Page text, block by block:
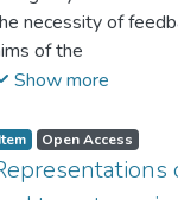
одним з
доби була
діячів з
увагу
людським стосункам
necessity of
of the
were twofold:
feedback on
whether
mismatch between
Show more
Item Open Access